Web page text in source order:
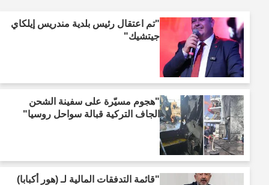
"تم اعتقال رئيس بلدية مندريس إيلكاي
جيتشيك"
"هجوم مسيّرة على سفينة الشحن
الجاف التركية قبالة سواحل روسيا"
"قائمة التدفقات المالية لـ (هور أكبابا)